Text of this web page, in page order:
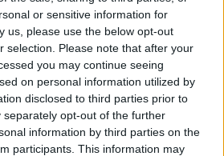
or sensitive information for
us, please use the below opt-out
selection. Please note that after your
you may continue seeing
on personal information utilized by
disclosed to third parties prior to
separately opt-out of the further
information by third parties on the
participants. This information may
vychrlila sicilská sopka Etna,
jedna z nejaktivnějších sopek
světa, přiměly dnes letiště v
Katánii pozastavit přílety
parlamentu měli nezvanou